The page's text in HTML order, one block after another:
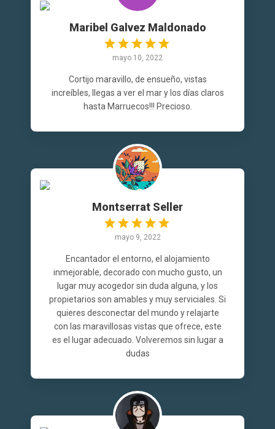
Maribel Galvez Maldonado
mayo 10, 2022
Cortijo maravillo, de ensueño, vistas
increíbles, llegas a ver el mar y los días claros
hasta Marruecos!!! Precioso.
Montserrat Seller
mayo 9, 2022
Encantador el entorno, el alojamiento
inmejorable, decorado con mucho gusto, un
lugar muy acogedor sin duda alguna, y los
propietarios son amables y muy serviciales. Si
quieres desconectar del mundo y relajarte
con las maravillosas vistas que ofrece, este
es el lugar adecuado. Volveremos sin lugar a
dudas